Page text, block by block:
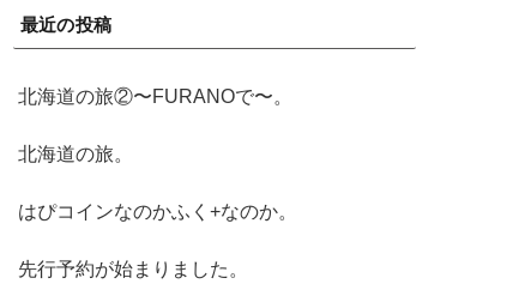
最近の投稿
北海道の旅②〜FURANOで〜。
北海道の旅。
はぴコインなのかふく+なのか。
先行予約が始まりました。